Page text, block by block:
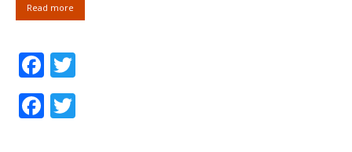
Read more
Facebook
Facebook